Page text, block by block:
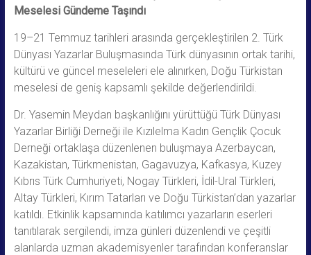
Meselesi Gündeme Taşındı
19–21 Temmuz tarihleri arasında gerçekleştirilen 2. Türk
Dünyası Yazarlar Buluşmasında Türk dünyasının ortak tarihi,
kültürü ve güncel meseleleri ele alınırken, Doğu Türkistan
meselesi de geniş kapsamlı şekilde değerlendirildi.
Dr. Yasemin Meydan başkanlığını yürüttüğü Türk Dünyası
Yazarlar Birliği Derneği ile Kızılelma Kadın Gençlik Çocuk
Derneği ortaklaşa düzenlenen buluşmaya Azerbaycan,
Kazakistan, Türkmenistan, Gagavuzya, Kafkasya, Kuzey
Kıbrıs Türk Cumhuriyeti, Nogay Türkleri, İdil-Ural Türkleri,
Altay Türkleri, Kırım Tatarları ve Doğu Türkistan’dan yazarlar
katıldı. Etkinlik kapsamında katılımcı yazarların eserleri
tanıtılarak sergilendi, imza günleri düzenlendi ve çeşitli
alanlarda uzman akademisyenler tarafından konferanslar